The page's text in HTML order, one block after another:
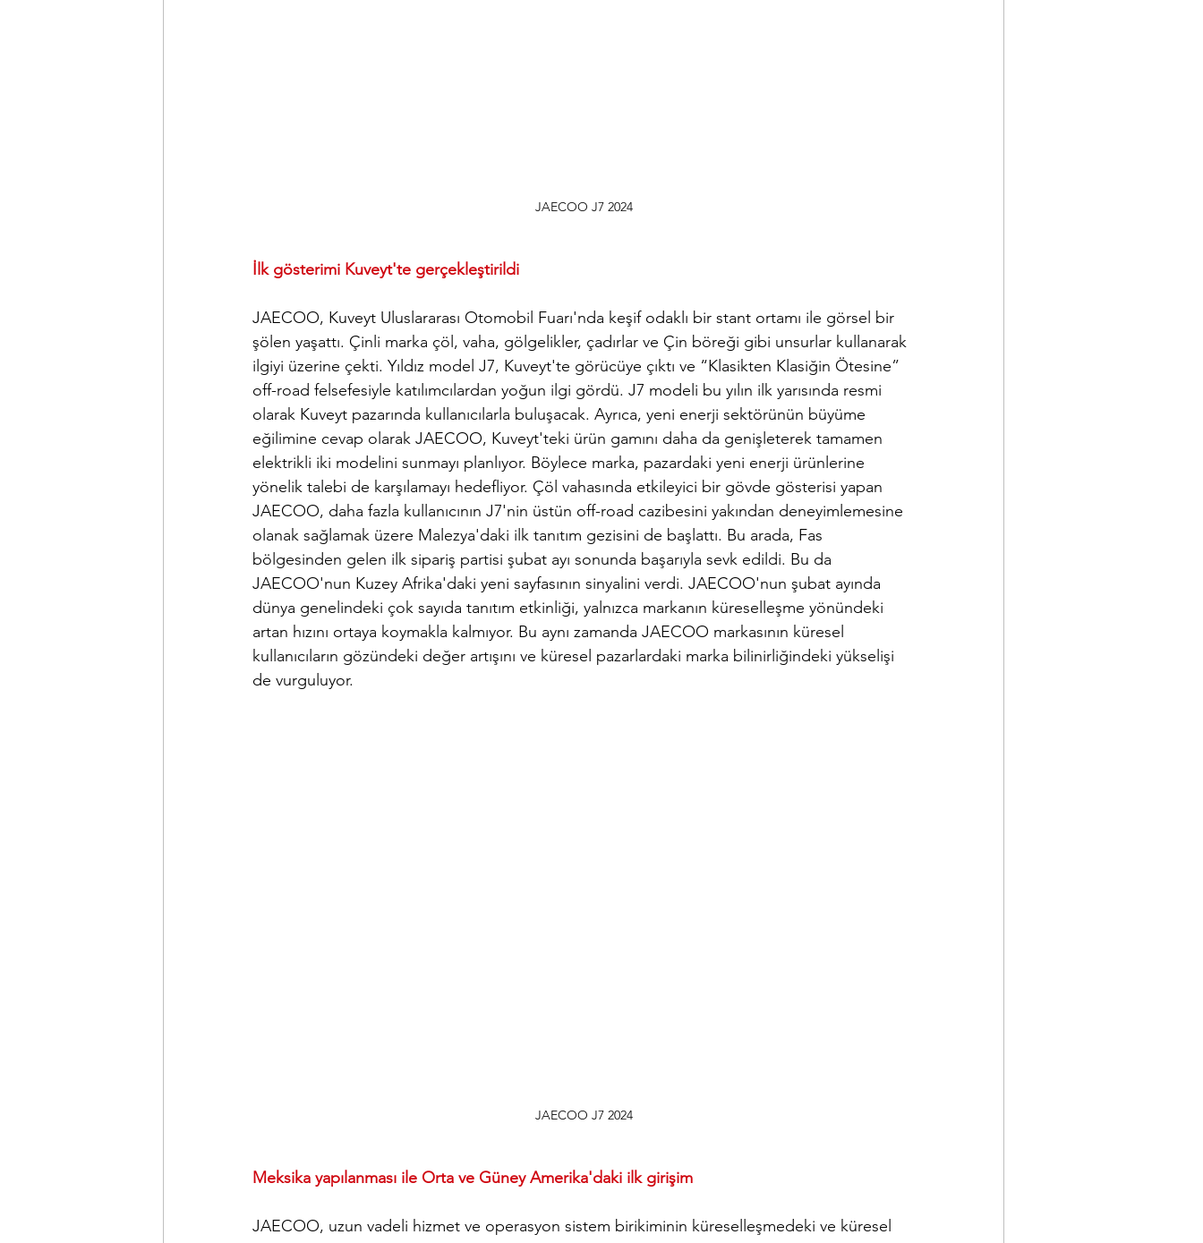
JAECOO J7 2024
İlk gösterimi Kuveyt'te gerçekleştirildi
JAECOO, Kuveyt Uluslararası Otomobil Fuarı'nda keşif odaklı bir stant ortamı ile görsel bir
şölen yaşattı. Çinli marka çöl, vaha, gölgelikler, çadırlar ve Çin böreği gibi unsurlar kullanarak
ilgiyi üzerine çekti. Yıldız model J7, Kuveyt'te görücüye çıktı ve “Klasikten Klasiğin Ötesine”
off-road felsefesiyle katılımcılardan yoğun ilgi gördü. J7 modeli bu yılın ilk yarısında resmi
olarak Kuveyt pazarında kullanıcılarla buluşacak. Ayrıca, yeni enerji sektörünün büyüme
eğilimine cevap olarak JAECOO, Kuveyt'teki ürün gamını daha da genişleterek tamamen
elektrikli iki modelini sunmayı planlıyor. Böylece marka, pazardaki yeni enerji ürünlerine
yönelik talebi de karşılamayı hedefliyor. Çöl vahasında etkileyici bir gövde gösterisi yapan
JAECOO, daha fazla kullanıcının J7'nin üstün off-road cazibesini yakından deneyimlemesine
olanak sağlamak üzere Malezya'daki ilk tanıtım gezisini de başlattı. Bu arada, Fas
bölgesinden gelen ilk sipariş partisi şubat ayı sonunda başarıyla sevk edildi. Bu da
JAECOO'nun Kuzey Afrika'daki yeni sayfasının sinyalini verdi. JAECOO'nun şubat ayında
dünya genelindeki çok sayıda tanıtım etkinliği, yalnızca markanın küreselleşme yönündeki
artan hızını ortaya koymakla kalmıyor. Bu aynı zamanda JAECOO markasının küresel
kullanıcıların gözündeki değer artışını ve küresel pazarlardaki marka bilinirliğindeki yükselişi
de vurguluyor.
JAECOO J7 2024
Meksika yapılanması ile Orta ve Güney Amerika'daki ilk girişim
JAECOO, uzun vadeli hizmet ve operasyon sistem birikiminin küreselleşmedeki ve küresel